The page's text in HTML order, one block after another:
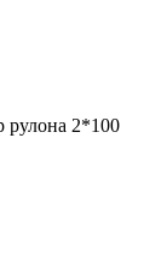
рулона 2*100